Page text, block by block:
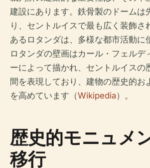
建設にあります。鉄骨製のドームは
り、セントルイスで最も広く装飾さ
あるロタンダは、多様な都市活動に
ロタンダの壁画はカール・フェルデ
ーによって描かれ、セントルイスの
間を表現しており、建物の歴史的お
を高めています（Wikipedia）。
歴史的モニュメ
移行